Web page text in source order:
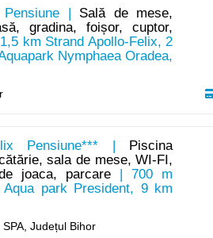
| Sală de mese,
gradina, foișor, cuptor,
km Strand Apollo-Felix, 2
Nymphaea Oradea,
Pensiune*** |
Piscina
sala de mese, WI-FI,
joaca, parcare | 700 m
park President, 9 km
Județul Bihor